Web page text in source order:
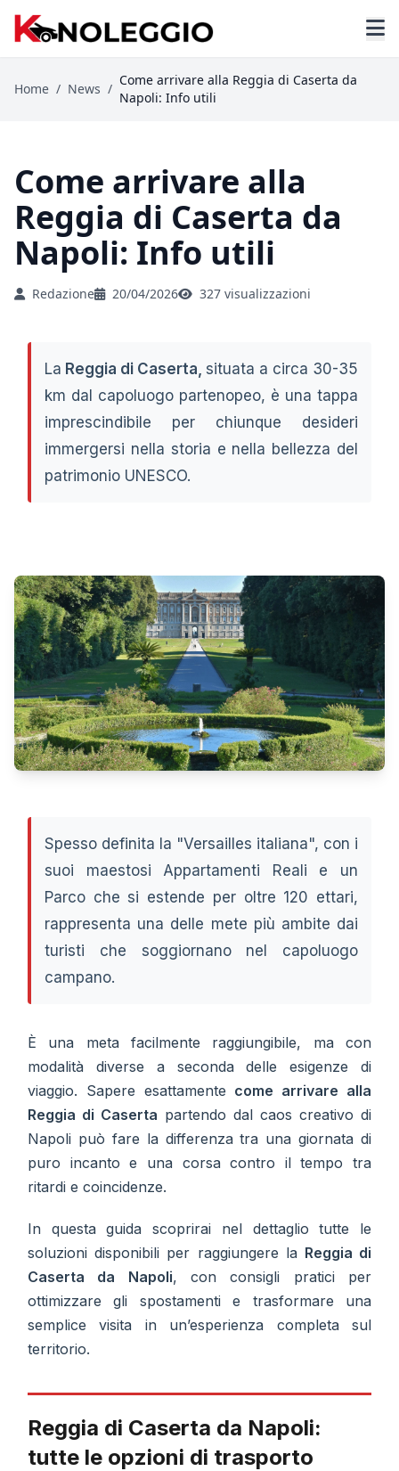
Home / News /
Come arrivare alla Reggia di Caserta da
Napoli: Info utili
Come arrivare alla
Reggia di Caserta da
Napoli: Info utili
Redazione 20/04/2026 327 visualizzazioni
La Reggia di Caserta, situata a circa 30-35
km dal capoluogo partenopeo, è una tappa
imprescindibile per chiunque desideri
immergersi nella storia e nella bellezza del
patrimonio UNESCO.
Spesso definita la "Versailles italiana", con i
suoi maestosi Appartamenti Reali e un
Parco che si estende per oltre 120 ettari,
rappresenta una delle mete più ambite dai
turisti che soggiornano nel capoluogo
campano.
È una meta facilmente raggiungibile, ma con
modalità diverse a seconda delle esigenze di
viaggio. Sapere esattamente come arrivare alla
Reggia di Caserta partendo dal caos creativo di
Napoli può fare la differenza tra una giornata di
puro incanto e una corsa contro il tempo tra
ritardi e coincidenze.
In questa guida scoprirai nel dettaglio tutte le
soluzioni disponibili per raggiungere la Reggia di
Caserta da Napoli, con consigli pratici per
ottimizzare gli spostamenti e trasformare una
semplice visita in un’esperienza completa sul
territorio.
Reggia di Caserta da Napoli:
tutte le opzioni di trasporto